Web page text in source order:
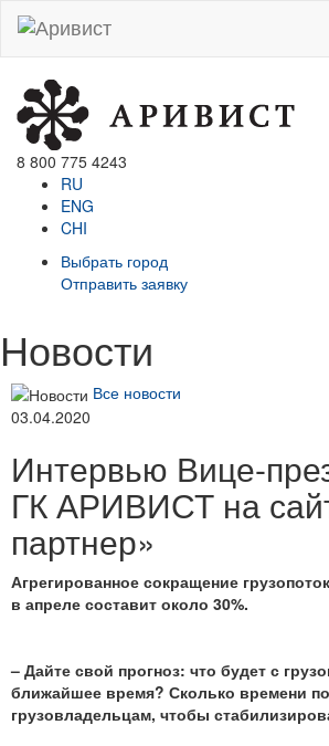
8 800 775 4243
RU
ENG
CHI
Выбрать город
Отправить заявку
Новости
Все новости
03.04.2020
Интервью Вице-
ГК АРИВИСТ на
партнер»
Агрегированное сокращение
в апреле составит около 30%.
– Дайте свой прогноз: что будет с
ближайшее время? Сколько времени
грузовладельцам, чтобы